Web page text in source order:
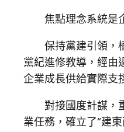
焦點理念系統是
保持黨建引領，
黨紀進修教導，經由
企業成長供給實際支
對接國度計謀，
業任務，確立了“建